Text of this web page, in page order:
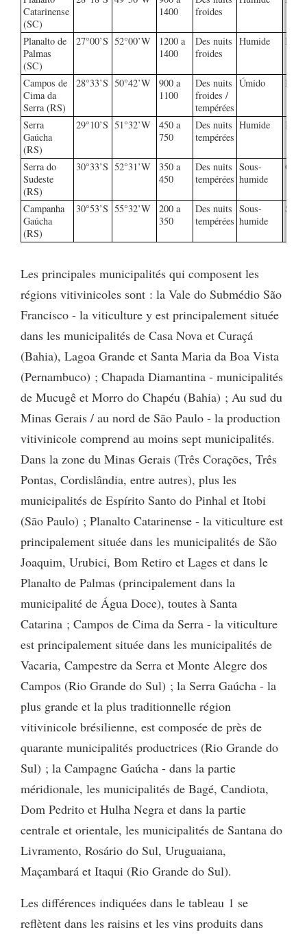
Catarinense
(SC)
1400
froides
Planalto de
Palmas
(SC)
27°00’S 52°00’W
1200 a
1400
Des nuits
froides
Humide
Campos de
Cima da
Serra (RS)
28°33’S 50°42’W
900 a
1100
Des nuits
froides /
tempérées
Úmido
Serra
Gaúcha
(RS)
29°10’S 51°32’W
450 a
750
Des nuits
tempérées
Humide
Serra do
Sudeste
(RS)
30°33’S 52°31’W
350 a
450
Des nuits
tempérées
Sous-
humide
Campanha
Gaúcha
(RS)
30°53’S 55°32’W
200 a
350
Des nuits
tempérées
Sous-
humide
Les principales municipalités qui composent les
régions vitivinicoles sont : la Vale do Submédio São
Francisco - la viticulture y est principalement située
dans les municipalités de Casa Nova et Curaçá
(Bahia), Lagoa Grande et Santa Maria da Boa Vista
(Pernambuco) ; Chapada Diamantina - municipalités
de Mucugê et Morro do Chapéu (Bahia) ; Au sud du
Minas Gerais / au nord de São Paulo - la production
vitivinicole comprend au moins sept municipalités.
Dans la zone du Minas Gerais (Três Corações, Três
Pontas, Cordislândia, entre autres), plus les
municipalités de Espírito Santo do Pinhal et Itobi
(São Paulo) ; Planalto Catarinense - la viticulture est
principalement située dans les municipalités de São
Joaquim, Urubici, Bom Retiro et Lages et dans le
Planalto de Palmas (principalement dans la
municipalité de Água Doce), toutes à Santa
Catarina ; Campos de Cima da Serra - la viticulture
est principalement située dans les municipalités de
Vacaria, Campestre da Serra et Monte Alegre dos
Campos (Rio Grande do Sul) ; la Serra Gaúcha - la
plus grande et la plus traditionnelle région
vitivinicole brésilienne, est composée de près de
quarante municipalités productrices (Rio Grande do
Sul) ; la Campagne Gaúcha - dans la partie
méridionale, les municipalités de Bagé, Candiota,
Dom Pedrito et Hulha Negra et dans la partie
centrale et orientale, les municipalités de Santana do
Livramento, Rosário do Sul, Uruguaiana,
Maçambará et Itaqui (Rio Grande do Sul).
Les différences indiquées dans le tableau 1 se
reflètent dans les raisins et les vins produits dans